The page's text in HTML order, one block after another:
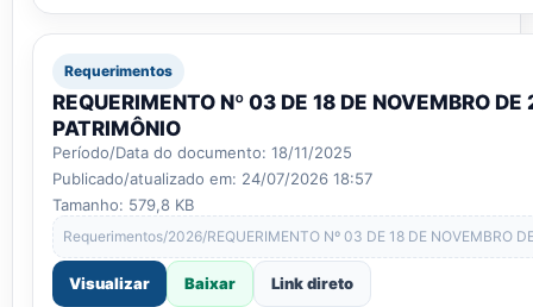
Requerimentos
REQUERIMENTO Nº 03 DE 18 DE NOVEMBRO
PATRIMÔNIO
Período/Data do documento: 18/11/2025
Publicado/atualizado em: 24/07/2026 18:57
Tamanho: 579,8 KB
Requerimentos/2026/REQUERIMENTO Nº 03 DE 18 DE NOVEMBRO
Visualizar Baixar Link direto